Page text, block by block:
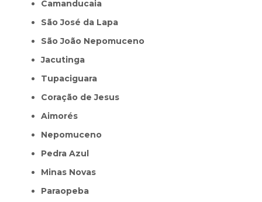
Camanducaia
São José da Lapa
São João Nepomuceno
Jacutinga
Tupaciguara
Coração de Jesus
Aimorés
Nepomuceno
Pedra Azul
Minas Novas
Paraopeba